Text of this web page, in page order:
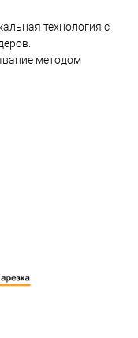
технология с
методом